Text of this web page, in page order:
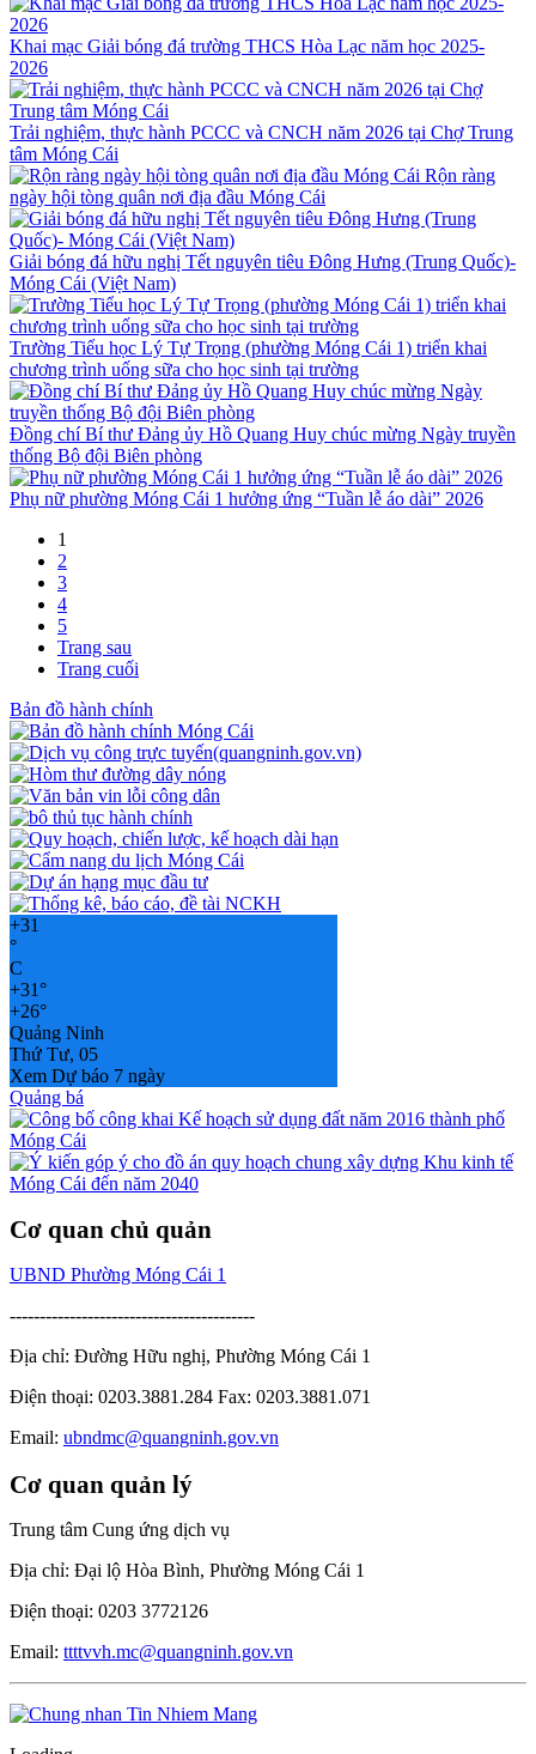
Khai mạc Giải bóng đá trường THCS Hòa Lạc năm học 2025-
2026
Trải nghiệm, thực hành PCCC và CNCH năm 2026 tại Chợ Trung
tâm Móng Cái
Rộn ràng
ngày hội tòng quân nơi địa đầu Móng Cái
Giải bóng đá hữu nghị Tết nguyên tiêu Đông Hưng (Trung Quốc)-
Móng Cái (Việt Nam)
Trường Tiểu học Lý Tự Trọng (phường Móng Cái 1) triển khai
chương trình uống sữa cho học sinh tại trường
Đồng chí Bí thư Đảng ủy Hồ Quang Huy chúc mừng Ngày truyền
thống Bộ đội Biên phòng
Phụ nữ phường Móng Cái 1 hưởng ứng “Tuần lễ áo dài” 2026
1
2
3
4
5
Trang sau
Trang cuối
Bản đồ hành chính
+31
°
C
+31°
+26°
Quảng Ninh
Thứ Tư, 05
Xem Dự báo 7 ngày
Quảng bá
Cơ quan chủ quản
UBND Phường Móng Cái 1
-----------------------------------------
Địa chỉ: Đường Hữu nghị, Phường Móng Cái 1
Điện thoại: 0203.3881.284 Fax: 0203.3881.071
Email: ubndmc@quangninh.gov.vn
Cơ quan quản lý
Trung tâm Cung ứng dịch vụ
Địa chỉ: Đại lộ Hòa Bình, Phường Móng Cái 1
Điện thoại: 0203 3772126
Email: ttttvvh.mc@quangninh.gov.vn